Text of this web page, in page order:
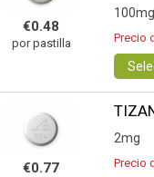
€0.48
por pastilla
100mg |
Precio
€0.77
2mg
Precio